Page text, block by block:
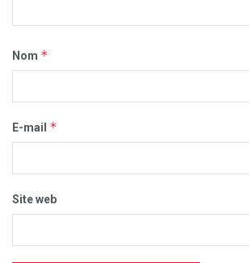
Nom *
E-mail *
Site web